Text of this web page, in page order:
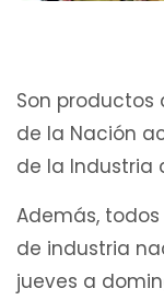
Son productos
de la Nación
de la Industria
Además,
de industria
jueves a